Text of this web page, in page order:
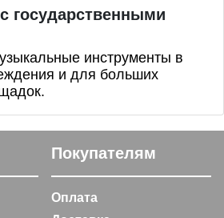
государственными
инструменты в
и для больших
Покупателям
Оплата